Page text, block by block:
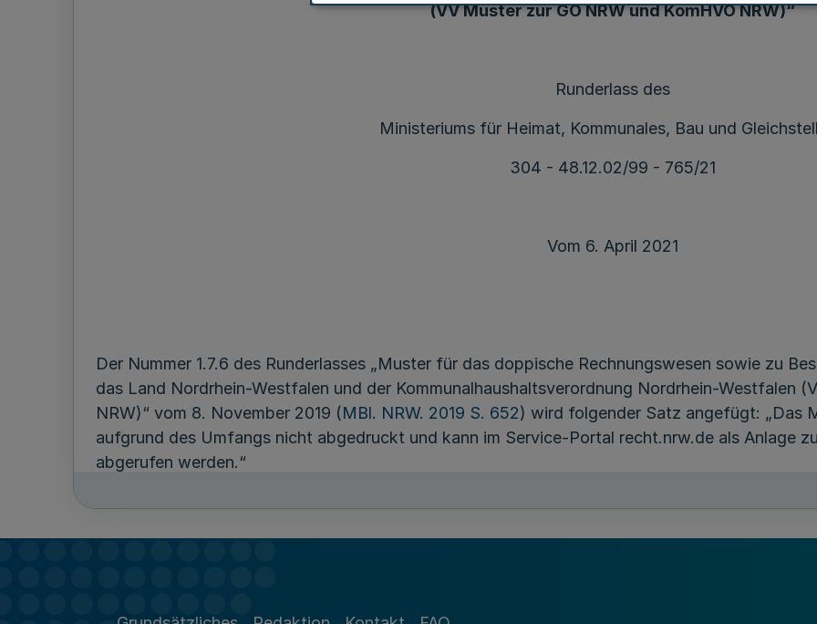
(VV Muster zur GO NRW und KomHVO NRW)“
Runderlass des
Ministeriums für Heimat, Kommunales, Bau und
304 - 48.12.02/99 - 765/21
Vom 6. April 2021
Der Nummer 1.7.6 des Runderlasses „Muster für das doppische Rechnungswesen sowie zu
das Land Nordrhein-Westfalen und der Kommunalhaushaltsverordnung Nordrhein-Westfalen
NRW)“ vom 8. November 2019 (MBl. NRW. 2019 S. 652) wird folgender Satz angefügt: „Das
aufgrund des Umfangs nicht abgedruckt und kann im Service-Portal recht.nrw.de als Anlage
abgerufen werden.“
Dieser Runderlass tritt am Tag nach seiner Veröffentlichung in Kraft.